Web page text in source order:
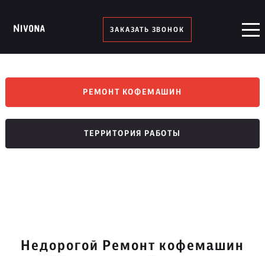
ЗАКАЗАТЬ ЗВОНОК
РЕМОНТ КОФЕМАШИН
ТЕРРИТОРИЯ РАБОТЫ
Недорогой Ремонт кофемашин